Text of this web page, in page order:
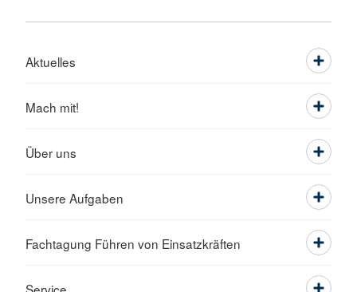
Aktuelles
Mach mit!
Über uns
Unsere Aufgaben
Fachtagung Führen von Einsatzkräften